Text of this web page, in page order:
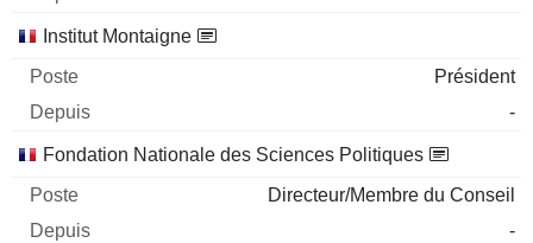
Institut Montaigne
Président
-
Fondation Nationale des Sciences Politiques
Directeur/Membre du Conseil
-